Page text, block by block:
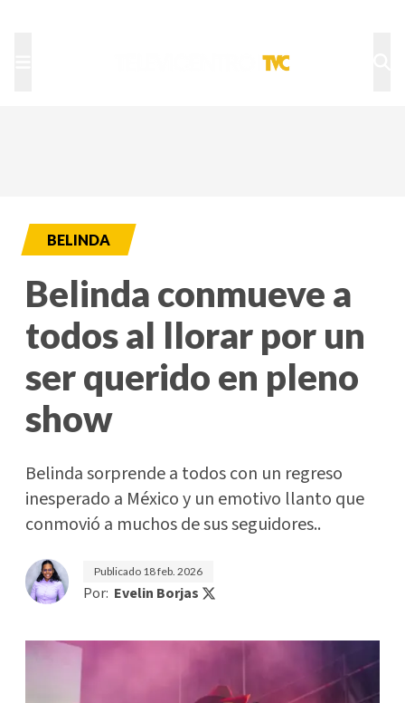
BELINDA
Belinda conmueve a
todos al llorar por un
ser querido en pleno
show
Belinda sorprende a todos con un regreso
inesperado a México y un emotivo llanto que
conmovió a muchos de sus seguidores..
Publicado 18 feb. 2026
Por: Evelin Borjas